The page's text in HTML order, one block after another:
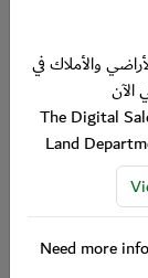
والأملاك في
الآن
The Digital
Land
Need more